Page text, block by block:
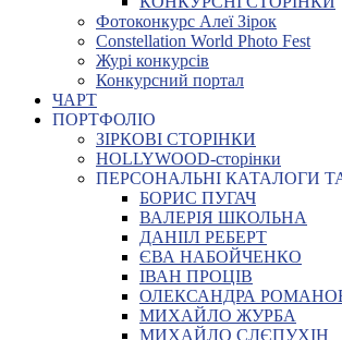
Фотоконкурс Алеї Зірок
Constellation World Photo Fest
Журі конкурсів
Конкурсний портал
ЧАРТ
ПОРТФОЛІО
ЗІРКОВІ СТОРІНКИ
HOLLYWOOD-сторінки
ПЕРСОНАЛЬНІ КАТАЛОГИ
БОРИС ПУГАЧ
ВАЛЕРІЯ ШКОЛЬНА
ДАНІІЛ РЕБЕРТ
ЄВА НАБОЙЧЕНКО
ІВАН ПРОЦІВ
ОЛЕКСАНДРА
МИХАЙЛО ЖУРБА
МИХАЙЛО СЛЄПУХІН